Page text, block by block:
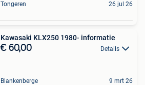
Tongeren 26 jul 26
Kawasaki KLX250 1980- informatie
€ 60,00 Details
Blankenberge 9 mrt 26